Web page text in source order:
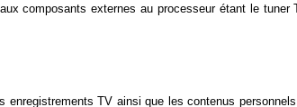
composants externes au processeur étant le tuner
enregistrements TV ainsi que les contenus